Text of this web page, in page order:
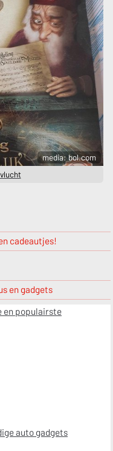
media: bol.com
cadeautjes!
en gadgets
en populairste
auto gadgets